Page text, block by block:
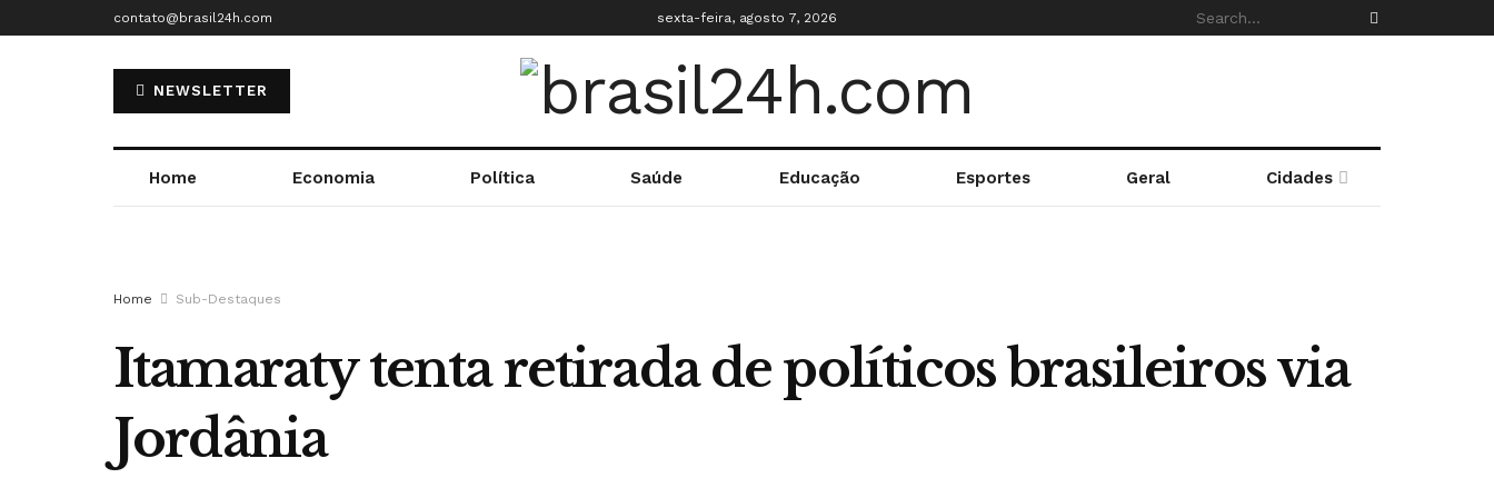
contato@brasil24h.com sexta-feira, agosto 7, 2026
NEWSLETTER
Home Economia Política Saúde Educação Esportes Geral Cidades
Home Sub-Destaques
Itamaraty tenta retirada de políticos brasileiros via
Jordânia